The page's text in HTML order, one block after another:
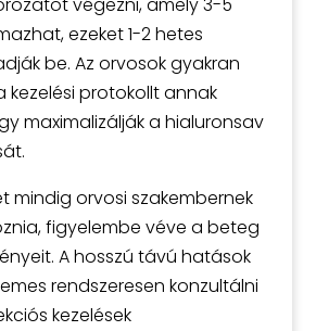
ezeket 1-2 hetes
be. Az orvosok gyakran
kezelési protokollt annak
maximalizálják a hialuronsav
mindig orvosi szakembernek
figyelembe véve a beteg
A hosszú távú hatások
rendszeresen konzultálni
kezelések